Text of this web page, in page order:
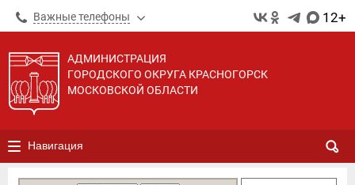
Важные телефоны 12+
АДМИНИСТРАЦИЯ
ГОРОДСКОГО ОКРУГА КРАСНОГОРСК
МОСКОВСКОЙ ОБЛАСТИ
Навигация